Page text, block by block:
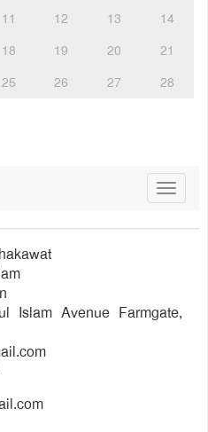
11 12 13
14
18 19 20
21
25 26 27
28
Toggle
Islam Avenue Farmgate,